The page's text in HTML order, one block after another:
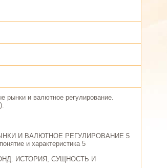
и валютное регулирование.
И ВАЛЮТНОЕ РЕГУЛИРОВАНИЕ 5
и характеристика 5
ИСТОРИЯ, СУЩНОСТЬ И